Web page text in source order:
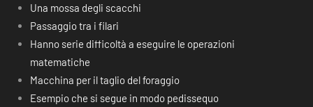
Una mossa degli scacchi
Passaggio tra i filari
Hanno serie difficoltà a eseguire le operazioni
matematiche
Macchina per il taglio del foraggio
Esempio che si segue in modo pedissequo